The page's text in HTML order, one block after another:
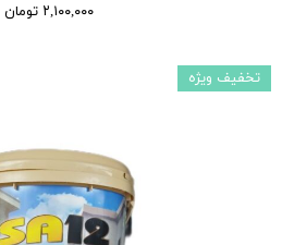
۲,۱۰۰,۰۰۰ تومان
تخفیف ویژه